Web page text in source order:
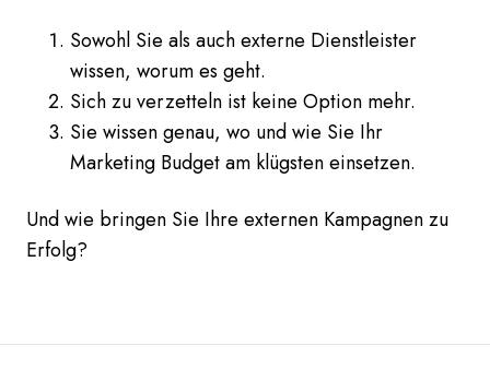
Sowohl Sie als auch externe Dienstleister
wissen, worum es geht.
Sich zu verzetteln ist keine Option mehr.
Sie wissen genau, wo und wie Sie Ihr
Marketing Budget am klügsten einsetzen.
Und wie bringen Sie Ihre externen Kampagnen zu
Erfolg?